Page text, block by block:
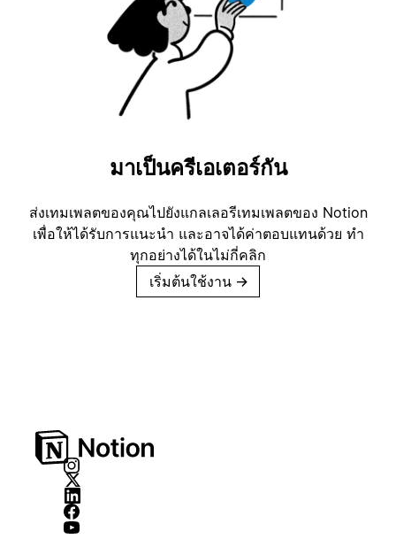
มาเป็นครีเอเตอร์กัน
ส่งเทมเพลตของคุณไปยังแกลเลอรีเทมเพลตของ Notion
เพื่อให้ได้รับการแนะนำ และอาจได้ค่าตอบแทนด้วย ทำ
ทุกอย่างได้ในไม่กี่คลิก
เริ่มต้นใช้งาน →